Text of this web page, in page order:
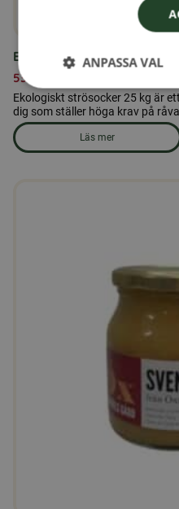
Ekologiskt strösocker 25 kg
537,00
Ekologiskt strösocker 25 kg är
dig som ställer höga krav på
Läs mer
om produkten
ANPASSA VAL